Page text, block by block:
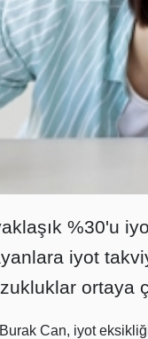
%30'u
iyot
ortaya
Burak Can, iyot